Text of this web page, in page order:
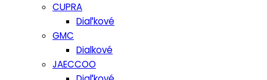
CUPRA
Diaľkové
GMC
Dialkové
JAECCOO